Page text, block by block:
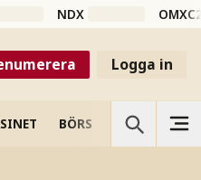
NDX
Logga in
BÖRS VETENSKAP